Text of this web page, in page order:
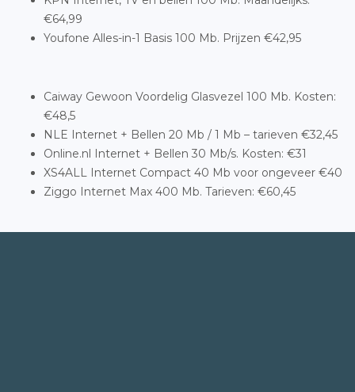
€64,99
Youfone Alles-in-1 Basis 100 Mb. Prijzen €42,95
Caiway Gewoon Voordelig Glasvezel 100 Mb. Kosten:
€48,5
NLE Internet + Bellen 20 Mb / 1 Mb – tarieven €32,45
Online.nl Internet + Bellen 30 Mb/s. Kosten: €31
XS4ALL Internet Compact 40 Mb voor ongeveer €40
Ziggo Internet Max 400 Mb. Tarieven: €60,45